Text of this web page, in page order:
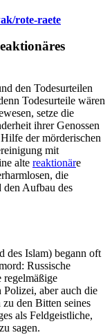
rote-raete
den Todesurteilen
Todesurteile wären
setze die
ihrer Genossen
der mörderischen
mit
alte reaktionäre
die
den Aufbau des
des Islam) begann oft
Russische
regelmäßige
aber auch die
den Bitten seines
als Feldgeistliche,
sagen.